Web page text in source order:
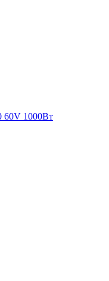
60V 1000Вт